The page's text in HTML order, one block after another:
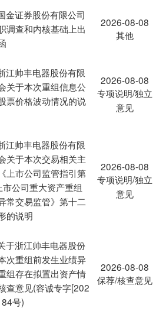
金证券股份有限公司
调查和内核基础上出
2026-08-08
其他
江帅丰电器股份有限
关于本次重组信息公
票价格波动情况的说
2026-08-08
专项说明/独立
意见
江帅丰电器股份有限
关于本次交易相关主
上市公司监管指引第
公司重大资产重组
常交易监管》第十二
的说明
2026-08-08
专项说明/独立
意见
于浙江帅丰电器股份
次重组前发生业绩异
组存在拟置出资产情
查意见(容诚专字[202
号)
2026-08-08
保荐/核查意见